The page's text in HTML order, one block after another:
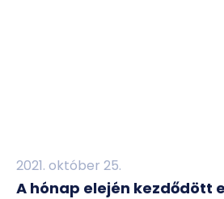
2021. október 25.
A hónap elején kezdődött